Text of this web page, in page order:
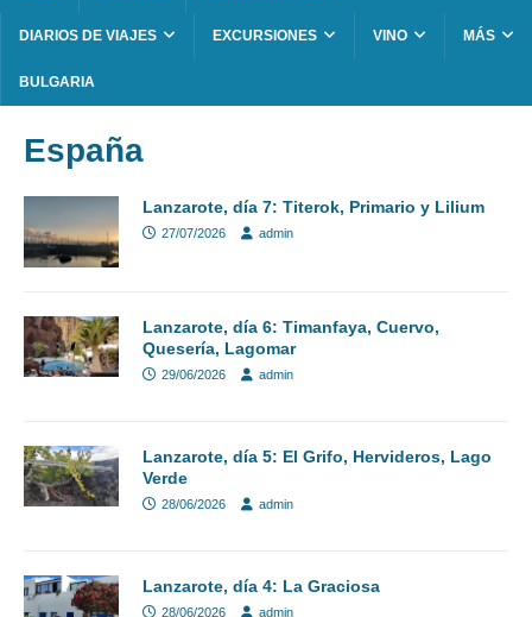
DIARIOS DE VIAJES EXCURSIONES VINO MÁS
BULGARIA
España
Lanzarote, día 7: Titerok, Primario y Lilium
27/07/2026 admin
Lanzarote, día 6: Timanfaya, Cuervo,
Quesería, Lagomar
29/06/2026 admin
Lanzarote, día 5: El Grifo, Hervideros, Lago
Verde
28/06/2026 admin
Lanzarote, día 4: La Graciosa
28/06/2026 admin